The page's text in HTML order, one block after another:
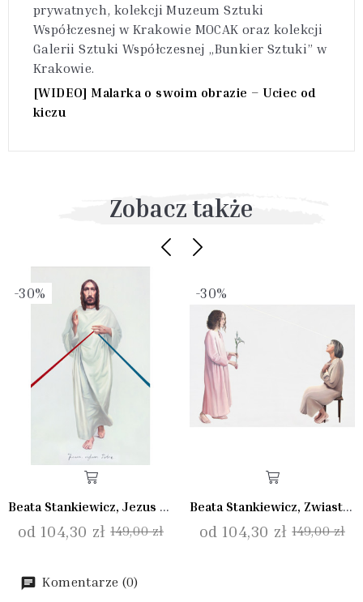
prywatnych, kolekcji Muzeum Sztuki
Współczesnej w Krakowie MOCAK oraz kolekcji
Galerii Sztuki Współczesnej „Bunkier Sztuki” w
Krakowie.
[WIDEO] Malarka o swoim obrazie – Uciec od
kiczu
Zobacz także
-30%
Beata Stankiewicz, Jezus Miłosierny
od 104,30 zł149,00 zł
-30%
Beata Stankiewicz, Zwiastowanie I
od 104,30 zł149,00 zł
Komentarze (0)